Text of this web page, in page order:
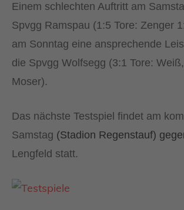
Einem schlechten Auftritt am
Spvgg Ramspau (1:5 Tore: Zenger
am Sonntag eine ansprechende
die Spvgg Wolfsegg (3:1 Tore:
Moser).
Das nächste Testspiel findet am
Samstag (Stadion Regenstauf)
Lengfeld statt.